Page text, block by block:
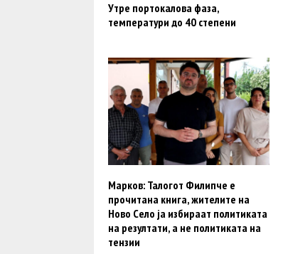
Утре портокалова фаза,
температури до 40 степени
Марков: Талогот Филипче е
прочитана книга, жителите на
Ново Село ја избираат политиката
на резултати, а не политиката на
тензии